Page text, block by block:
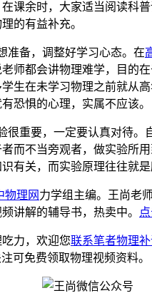
课余时，大家适当阅读科
的有益补充。
准备，调整好学习心态。在
师都会讲物理难学，目的在
生在未学习物理之前就从
恐惧的心理，实属不应该。
很重要，一定要认真对待。
而不当旁观者，做实验所
有关，而实验原理往往就是
物理网 力学组主编。王尚老
讲解的辅导书，热卖中。
力，欢迎您联系笔者物理
注可免费领取物理视频资料。